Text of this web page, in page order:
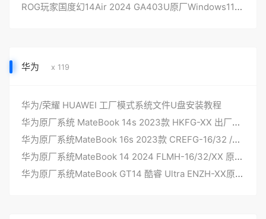
ROG玩家国度幻14Air 2024 GA403U原厂Windows11系统24H2版本带F12 ASUSRecovery恢复
华为 x 119
华为/荣耀 HUAWEI 工厂模式系统文件U盘安装教程
华为原厂系统 MateBook 14s 2023款 HKFG-XX 出厂WIN11-24H2 华为原厂系统镜像 安装自带F10智能还原华为工厂版系统
华为原厂系统MateBook 16s 2023款 CREFG-16/32 /XX WIN11-24H2带F10智能还原 出厂系统
华为原厂系统MateBook 14 2024 FLMH-16/32/XX 原厂系统 WIN11-24H2 带F10智能还原
华为原厂系统MateBook GT14 酷睿 Ultra ENZH-XX原厂系统 WIN11-24H2 带F10智能还原